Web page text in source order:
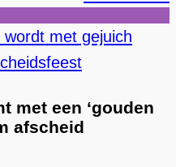
met een ‘gouden
afscheid